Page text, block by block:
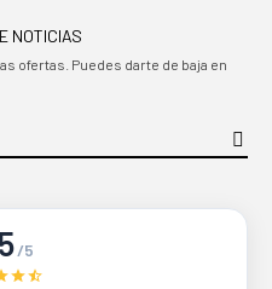
NOTICIAS
ofertas. Puedes darte de baja en
/5